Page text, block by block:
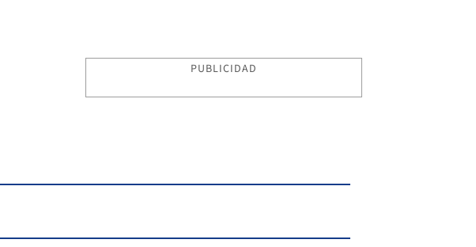
PUBLICIDAD